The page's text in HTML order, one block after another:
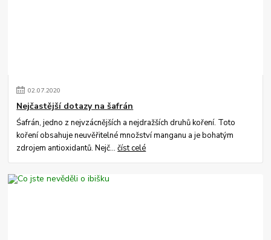
02.07.2020
Nejčastější dotazy na šafrán
Śafrán, jedno z nejvzácnějších a nejdražších druhů koření. Toto
koření obsahuje neuvěřitelné množství manganu a je bohatým
zdrojem antioxidantů. Nejč...číst celé